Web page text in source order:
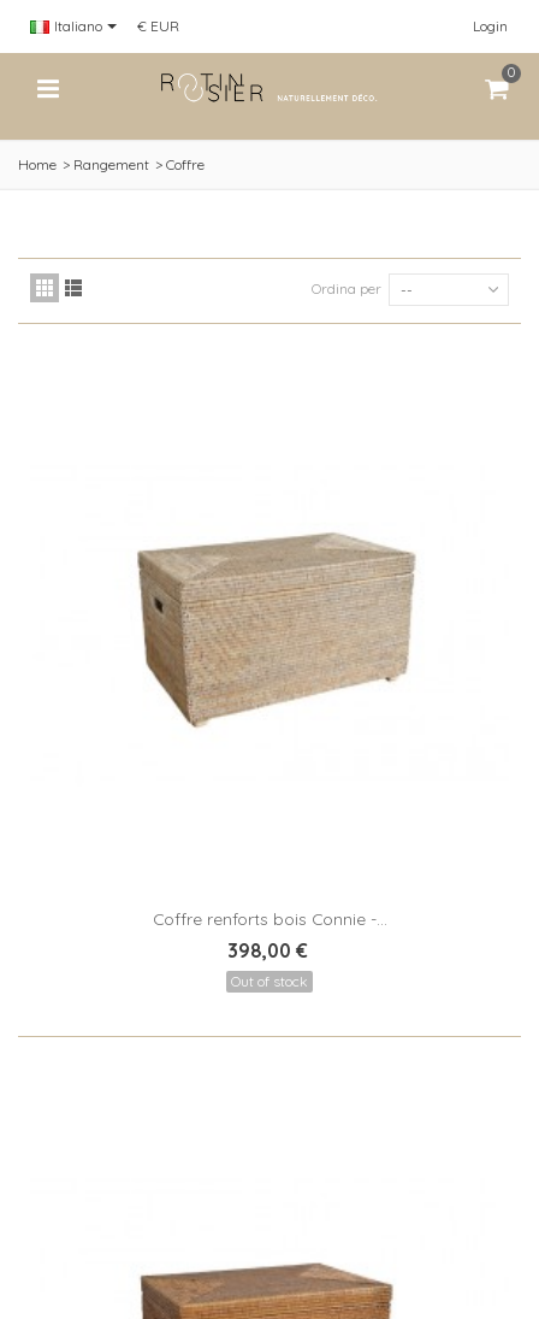
Italiano Login
€ EUR
0
Home > Rangement > Coffre
Ordina per --
Coffre renforts bois Connie -...
398,00 €
Out of stock